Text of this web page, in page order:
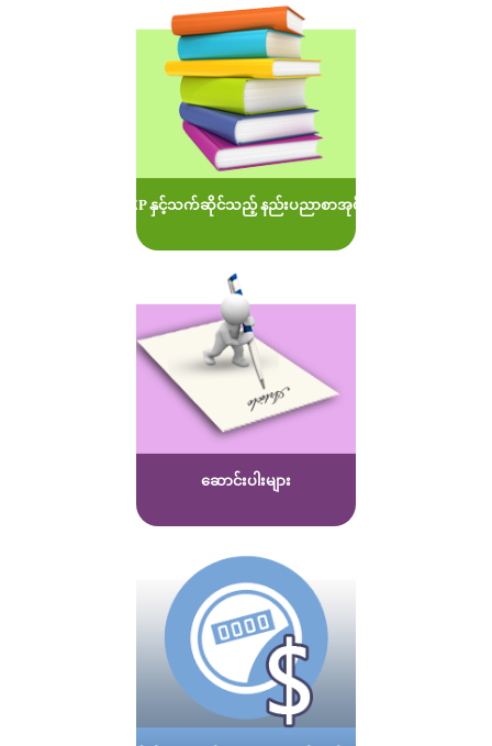
MOEP နှင့်သက်ဆိုင်သည့် နည်းပညာစာအုပ်များ
ဆောင်းပါးများ